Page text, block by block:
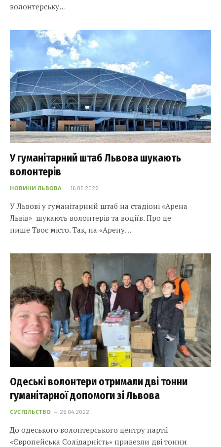
волонтерську…
У гуманітарний штаб Львова шукають
волонтерів
НОВИНИ ЛЬВОВА 16.05.2022
У Львові у гуманітарний штаб на стадіоні «Арена
Львів» шукають волонтерів та водіїв. Про це
пише Твоє місто. Так, на «Арену…
Одеські волонтери отримали дві тонни
гуманітарної допомоги зі Львова
СУСПІЛЬСТВО 26.04.2022
До одеського волонтерського центру партії
«Європейська Солідарність» привезли дві тонни